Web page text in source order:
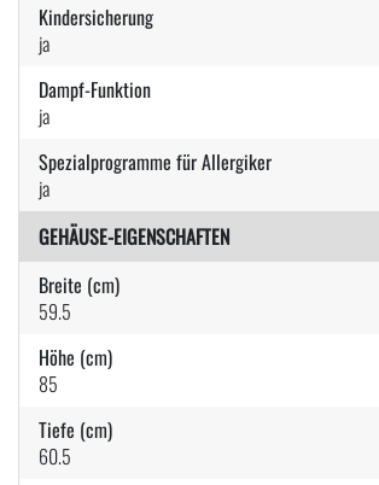
Kindersicherung
ja
Dampf-Funktion
ja
Spezialprogramme für Allergiker
ja
GEHÄUSE-EIGENSCHAFTEN
Breite (cm)
59.5
Höhe (cm)
85
Tiefe (cm)
60.5